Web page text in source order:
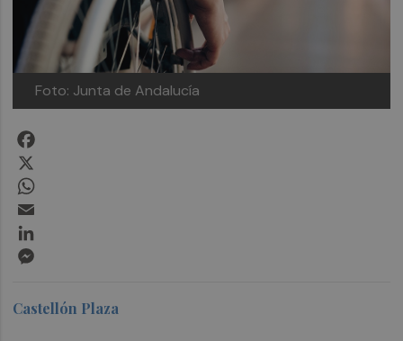
Foto: Junta de Andalucía
Castellón Plaza